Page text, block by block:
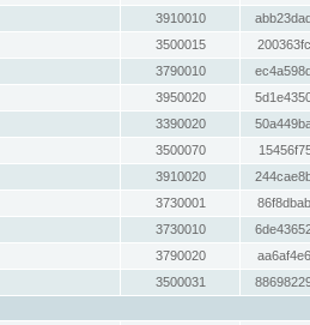
3910010
3500015
3790010
3950020
3390020
3500070
3910020
3730001
3730010
3790020
3500031